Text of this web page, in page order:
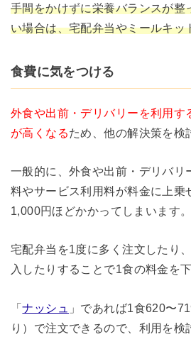
手間をかけずに栄養バランスが整
い場合は、宅配弁当やミールキッ
食費に気をつける
外食や出前・デリバリーを利用す
が高くなるため、他の解決策を検
一般的に、外食や出前・デリバリ
料やサービス利用料が料金に上乗
1,000円ほどかかってしまいます。
宅配弁当を1度に多く注文したり
入したりすることで1食の料金を
「ナッシュ
」であれば1食620〜
り）で注文できるので、利用を検